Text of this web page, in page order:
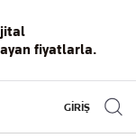
Eski gazeteleri
indirme canlı soru
cevap
GİRİŞ